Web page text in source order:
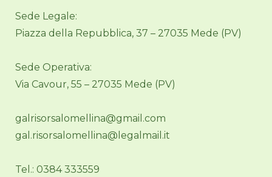
Sede Legale:
Piazza della Repubblica, 37 – 27035 Mede (PV)
Sede Operativa:
Via Cavour, 55 – 27035 Mede (PV)
galrisorsalomellina@gmail.com
gal.risorsalomellina@legalmail.it
Tel.: 0384 333559